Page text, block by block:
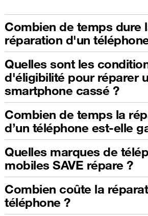
Combien de temps dure
réparation d'un
Quelles sont les
d'éligibilité pour réparer
smartphone cassé ?
Combien de temps la
d’un téléphone est-elle
Quelles marques de
mobiles SAVE répare ?
Combien coûte la
téléphone ?